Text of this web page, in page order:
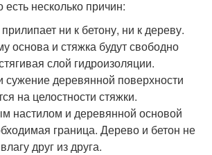
несколько причин:
ни к бетону, ни к дереву.
основа и стяжка будут свободно
слой гидроизоляции.
сужение деревянной поверхности
на целостности стяжки.
настилом и деревянной основой
граница. Дерево и бетон не
друг из друга.